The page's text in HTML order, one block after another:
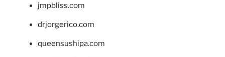
jmpbliss.com
drjorgerico.com
queensushipa.com